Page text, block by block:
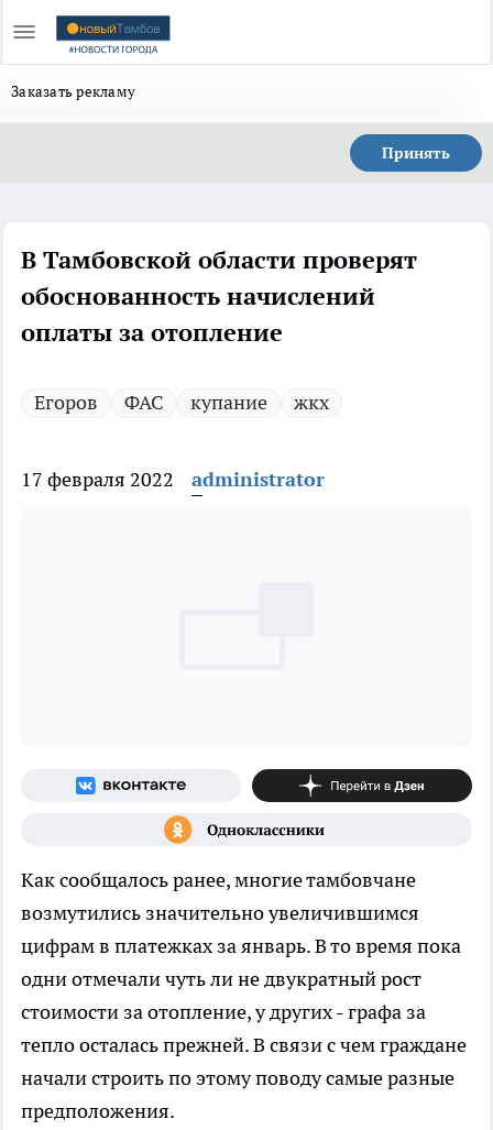
Заказать рекламу
Принять
В Тамбовской области проверят
обоснованность начислений
оплаты за отопление
Егоров ФАС купание жкх
17 февраля 2022 administrator
Как сообщалось ранее, многие тамбовчане
возмутились значительно увеличившимся
цифрам в платежках за январь. В то время пока
одни отмечали чуть ли не двукратный рост
стоимости за отопление, у других - графа за
тепло осталась прежней. В связи с чем граждане
начали строить по этому поводу самые разные
предположения.